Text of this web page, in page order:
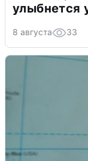
улыбнется
8 августа 33